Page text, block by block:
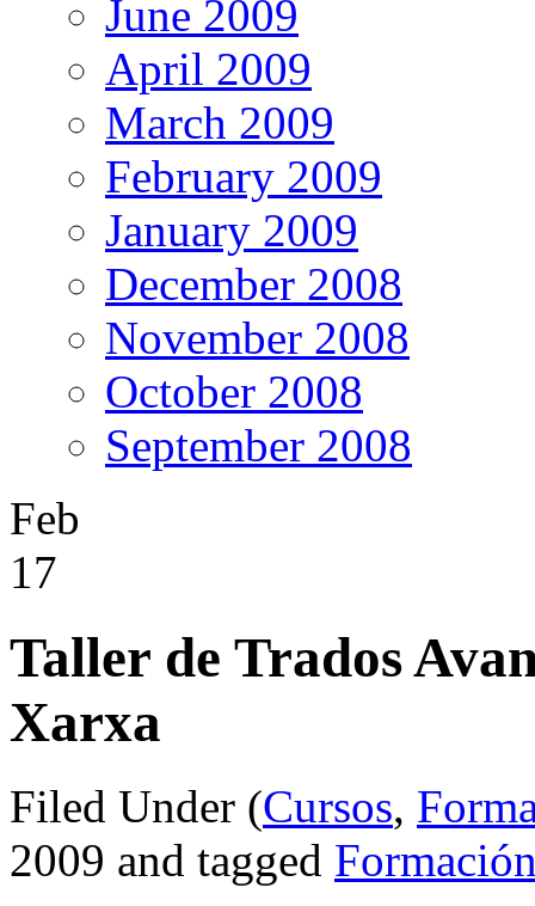
June 2009
April 2009
March 2009
February 2009
January 2009
December 2008
November 2008
October 2008
September 2008
Feb
17
Taller de Trados
Xarxa
Filed Under (Cursos,
2009 and tagged